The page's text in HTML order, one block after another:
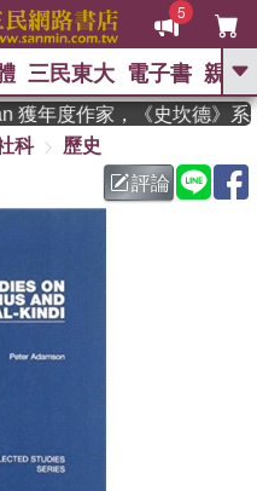
5
GO
東野圭吾 、
父親節 、 如果歷
暑期推薦 、 國際布克
走神經
三民東大 電子書 親子
年度作家，《史坎德》系
科
歷史
評論